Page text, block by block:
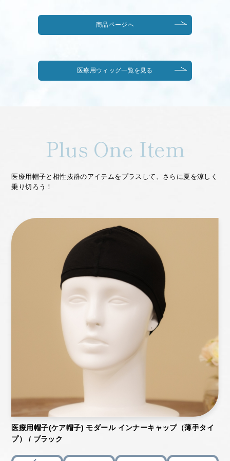
商品ページへ
医療用ウィッグ一覧を見る
Plus One Item
医療用帽子と相性抜群のアイテムをプラスして、 さらに夏を涼しく
乗り切ろう！
医療用帽子(ケア帽子) モダール インナーキャップ（薄手タイ
プ） / ブラック